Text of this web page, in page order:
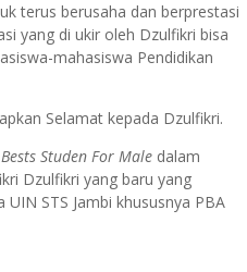
terus berusaha dan berprestasi
yang di ukir oleh Dzulfikri bisa
mahasiswa Pendidikan
Selamat kepada Dzulfikri.
Bests Studen For Male dalam
Dzulfikri yang baru yang
STS Jambi khususnya PBA